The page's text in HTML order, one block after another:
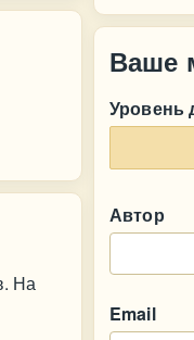
На
Ваше
Уровень
Автор
Email